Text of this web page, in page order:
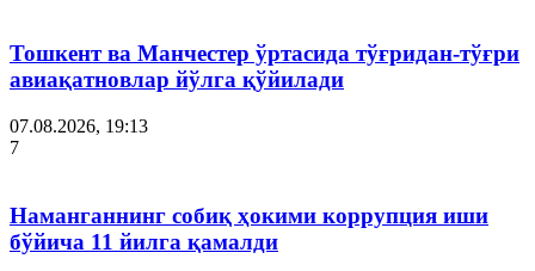
Тошкент ва Манчестер ўртасида тўғридан-тўғри
авиақатновлар йўлга қўйилади
07.08.2026, 19:13
7
Наманганнинг собиқ ҳокими коррупция иши
бўйича 11 йилга қамалди